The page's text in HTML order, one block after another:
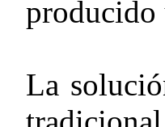
producido
La